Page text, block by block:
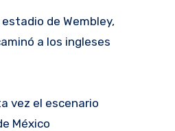
de Wembley,
a los ingleses
vez el escenario
México